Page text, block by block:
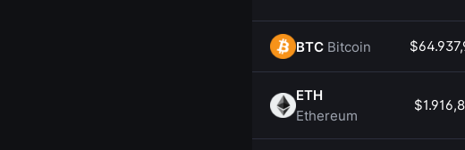
BTC Bitcoin
ETH
Ethereum